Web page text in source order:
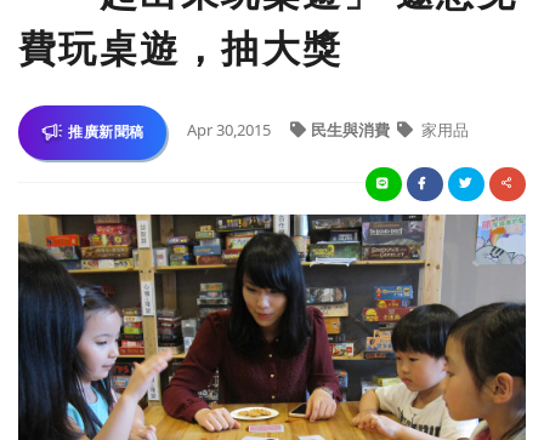
費玩桌遊，抽大獎
推廣新聞稿 Apr 30,2015 民生與消費 家用品